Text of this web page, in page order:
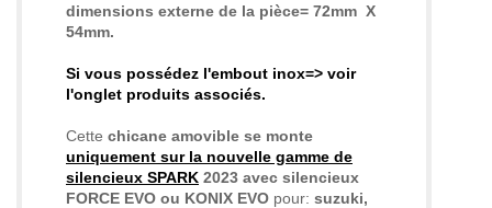
dimensions externe de la pièce= 72mm X
54mm.
Si vous possédez l'embout inox=> voir
l'onglet produits associés.
Cette chicane amovible se monte
uniquement sur la nouvelle gamme de
silencieux SPARK 2023 avec silencieux
FORCE EVO ou KONIX EVO pour: suzuki,